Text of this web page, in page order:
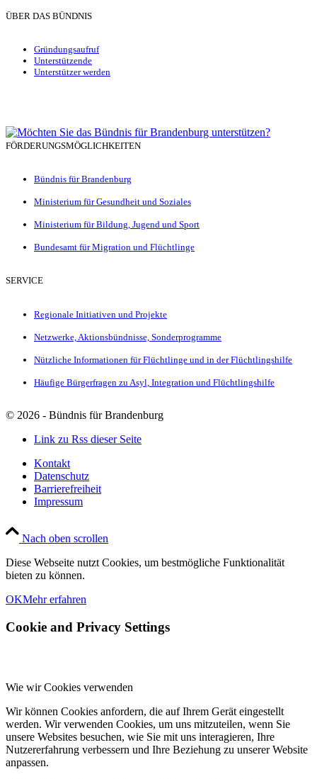
ÜBER DAS BÜNDNIS
Gründungsaufruf
Unterstützende
Unterstützer werden
FÖRDERUNGSMÖGLICHKEITEN
Bündnis für Brandenburg
Ministerium für Gesundheit und Soziales
Ministerium für Bildung, Jugend und Sport
Bundesamt für Migration und Flüchtlinge
SERVICE
Regionale Initiativen und Projekte
Netzwerke, Aktionsbündnisse, Sonderprogramme
Nützliche Informationen für Flüchtlinge und in der Flüchtlingshilfe
Häufige Bürgerfragen zu Asyl, Integration und Flüchtlingshilfe
© 2026 - Bündnis für Brandenburg
Link zu Rss dieser Seite
Kontakt
Datenschutz
Barrierefreiheit
Impressum
Nach oben scrollen
Diese Webseite nutzt Cookies, um bestmögliche Funktionalität
bieten zu können.
OKMehr erfahren
Cookie and Privacy Settings
Wie wir Cookies verwenden
Wir können Cookies anfordern, die auf Ihrem Gerät eingestellt
werden. Wir verwenden Cookies, um uns mitzuteilen, wenn Sie
unsere Websites besuchen, wie Sie mit uns interagieren, Ihre
Nutzererfahrung verbessern und Ihre Beziehung zu unserer Website
anpassen.